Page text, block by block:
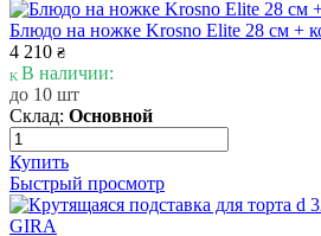
Блюдо на ножке Krosno Elite 28 см +
4 210 ₴
В наличии:
до 10 шт
Склад: Основной
Купить
Быстрый просмотр